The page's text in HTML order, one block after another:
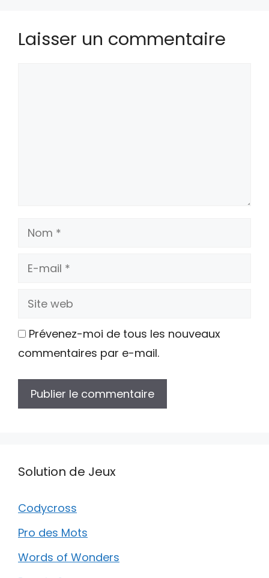
Laisser un commentaire
Nom
E-
Site
Prévenez-moi de tous les nouveaux
commentaires par e-mail.
Solution de Jeux
Codycross
Pro des Mots
Words of Wonders